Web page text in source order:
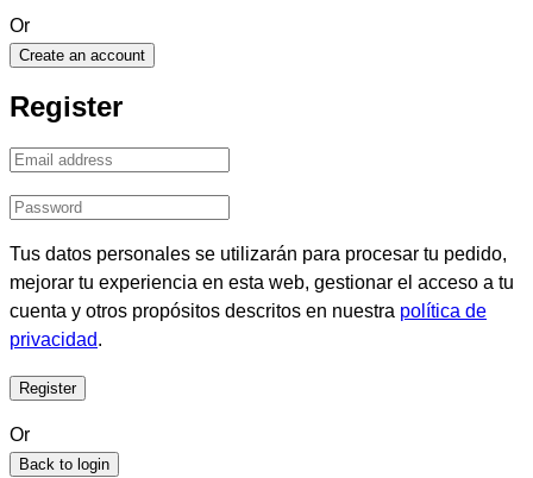
Or
Create an account
Register
Tus datos personales se utilizarán para procesar tu pedido,
mejorar tu experiencia en esta web, gestionar el acceso a tu
cuenta y otros propósitos descritos en nuestra política de
privacidad.
Or
Back to login